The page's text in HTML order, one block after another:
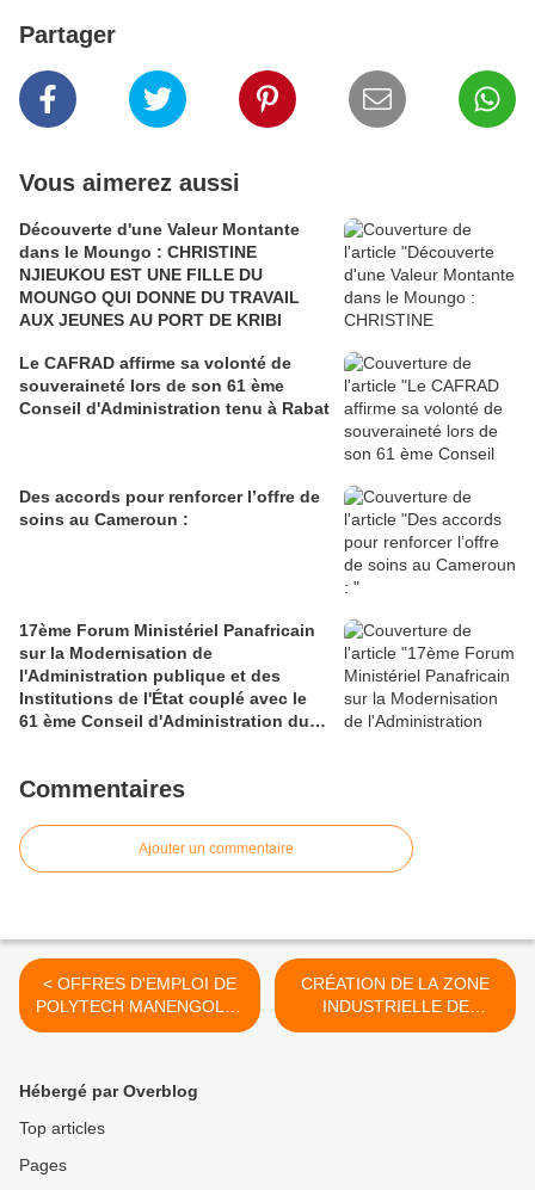
Partager
Vous aimerez aussi
Découverte d'une Valeur Montante
dans le Moungo : CHRISTINE
NJIEUKOU EST UNE FILLE DU
MOUNGO QUI DONNE DU TRAVAIL
AUX JEUNES AU PORT DE KRIBI
Le CAFRAD affirme sa volonté de
souveraineté lors de son 61 ème
Conseil d'Administration tenu à Rabat
Des accords pour renforcer l’offre de
soins au Cameroun :
17ème Forum Ministériel Panafricain
sur la Modernisation de
l'Administration publique et des
Institutions de l'État couplé avec le
61 ème Conseil d'Administration du
Commentaires
Ajouter un commentaire
< OFFRES D'EMPLOI DE
POLYTECH MANENGOLE :
recherche de candidats
MANENGOLE
CRÉATION DE LA ZONE
INDUSTRIELLE DE
NDOGMOA A
Hébergé par Overblog
Top articles
Pages